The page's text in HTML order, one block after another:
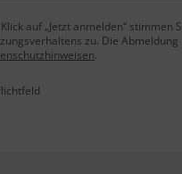
auf „Jetzt anmelden“
zu. Die
.